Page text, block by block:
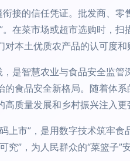
衔接的信任凭证。批发商、
。在菜市场或超市选购时，
本土优质农产品的认可度
，是智慧农业与食品安全监
食品安全新格局。随着体
质量发展和乡村振兴注入更
上市”，是用数字技术筑牢
究”，为人民群众的“菜篮子